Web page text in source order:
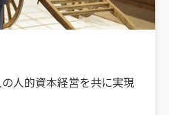
人的資本経営を共に実現